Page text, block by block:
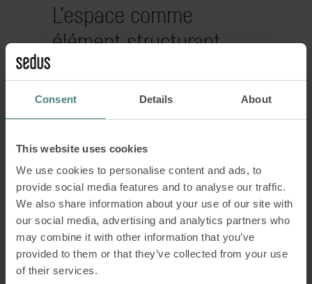
Consent Details About
This website uses cookies
We use cookies to personalise content and ads, to
provide social media features and to analyse our traffic.
We also share information about your use of our site with
our social media, advertising and analytics partners who
may combine it with other information that you’ve
provided to them or that they’ve collected from your use
of their services.
L’espace comme
élément structurant
Les espaces de travail ne sont pas des
conteneurs neutres. Ils façonnent la
perception, le comportement et les
concept psychologique d’« affordance »
– les possibilités d’action qu’offre un
environnement.
« Autrefois, on pensait que les espaces
devaient être stériles et exempts de
distractions ; ils devaient plutôt être
fonctionnels pour la tâche à accomplir.